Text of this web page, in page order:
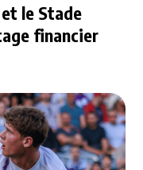
le Stade
financier